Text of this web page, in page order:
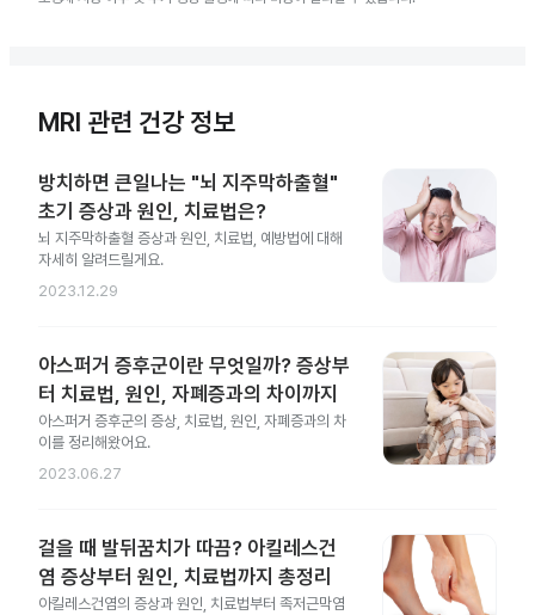
MRI 관련 건강 정보
방치하면 큰일나는 "뇌 지주막하출혈"
초기 증상과 원인, 치료법은?
뇌 지주막하출혈 증상과 원인, 치료법, 예방법에 대해
자세히 알려드릴게요.
2023.12.29
아스퍼거 증후군이란 무엇일까? 증상부
터 치료법, 원인, 자폐증과의 차이까지
아스퍼거 증후군의 증상, 치료법, 원인, 자폐증과의 차
이를 정리해왔어요.
2023.06.27
걸을 때 발뒤꿈치가 따끔? 아킬레스건
염 증상부터 원인, 치료법까지 총정리
아킬레스건염의 증상과 원인, 치료법부터 족저근막염